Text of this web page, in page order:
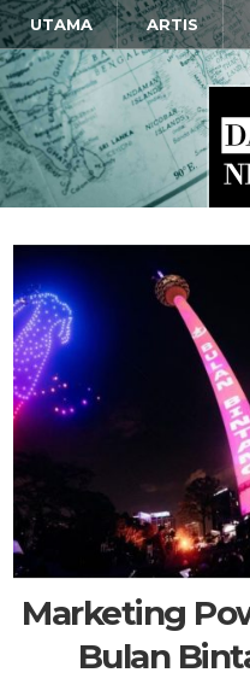
UTAMA ARTIS
Marketing
Bulan